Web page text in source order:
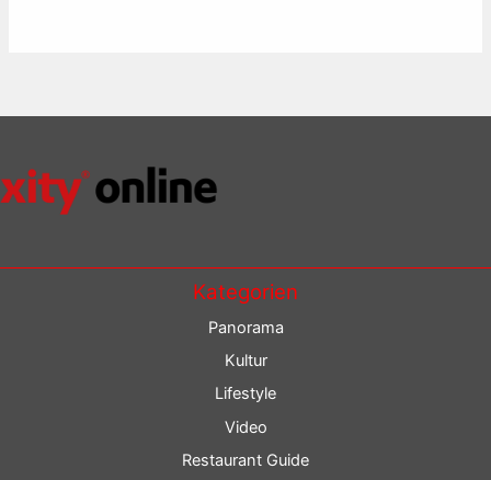
Kategorien
Panorama
Kultur
Lifestyle
Video
Restaurant Guide